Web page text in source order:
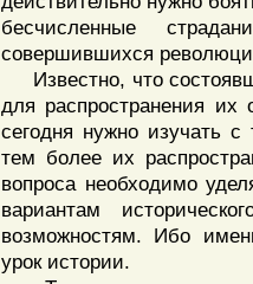
бесчисленные
совершившихся
Известно, что
для распространения
сегодня нужно изучать
тем более их
вопроса необходимо
вариантам
возможностям. Ибо
урок истории.